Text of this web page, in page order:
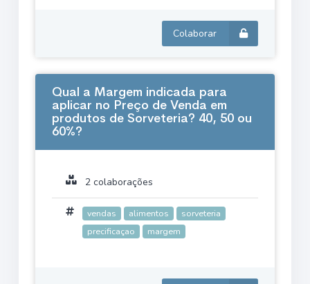
Colaborar
Qual a Margem indicada para
aplicar no Preço de Venda em
produtos de Sorveteria? 40, 50 ou
60%?
2 colaborações
vendas alimentos
sorveteria
precificaçao
margem